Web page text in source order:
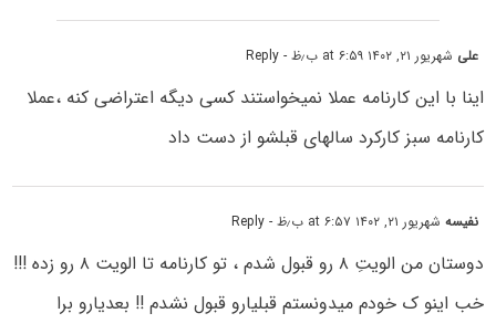
علی شهریور ۲۱, ۱۴۰۲ at ۶:۵۹ ب٫ظ - Reply
اینا با این کارنامه عملا نمیخواستند کسی دیگه اعتراضی کنه ،عملا
کارنامه سبز کارکرد سالهای قبلشو از دست داد
نفیسهشهریور ۲۱, ۱۴۰۲ at ۶:۵۷ ب٫ظ - Reply
دوستان من الویتِ ۸ رو قبول شدم ، تو کارنامه تا الویت ۸ رو زده !!!
خب اینو ک خودم میدونستم قبلیارو قبول نشدم !! بعدیارو برا